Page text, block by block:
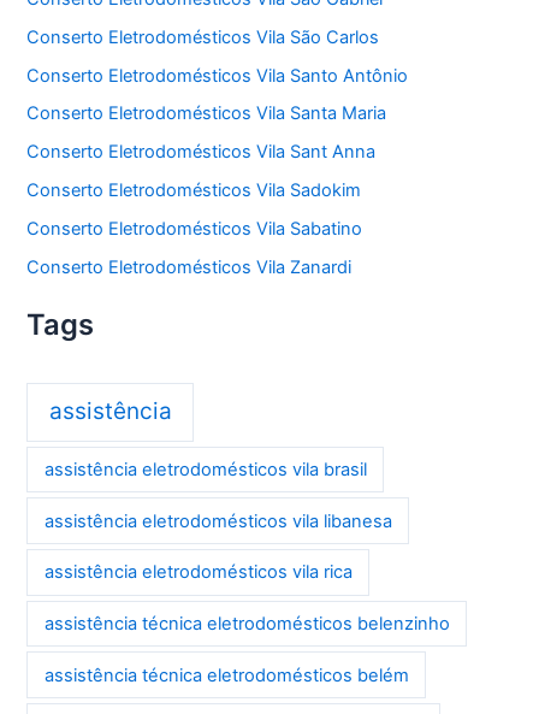
Conserto Eletrodomésticos Vila São Carlos
Conserto Eletrodomésticos Vila Santo Antônio
Conserto Eletrodomésticos Vila Santa Maria
Conserto Eletrodomésticos Vila Sant Anna
Conserto Eletrodomésticos Vila Sadokim
Conserto Eletrodomésticos Vila Sabatino
Conserto Eletrodomésticos Vila Zanardi
Tags
assistência
assistência eletrodomésticos vila brasil
assistência eletrodomésticos vila libanesa
assistência eletrodomésticos vila rica
assistência técnica eletrodomésticos belenzinho
assistência técnica eletrodomésticos belém